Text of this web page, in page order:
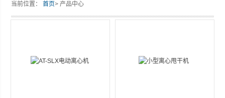
当前位置：首页> 产品中心